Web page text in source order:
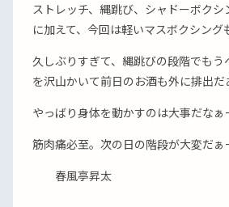
ストレッチ、縄跳び、シャドーボクシ
に加えて、今回は軽いマスボクシング
久しぶりすぎて、縄跳びの段階でもう
を沢山かいて前日のお酒も外に排出だ
やっばり身体を動かすのは大事だなぁ
筋肉痛必至。次の日の階段が大変だ
春風亭昇太